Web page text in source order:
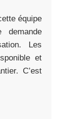
équipe
demande
Les
et
C’est